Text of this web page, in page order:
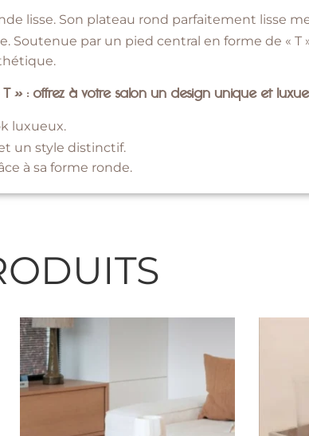
lisse. Son plateau rond parfaitement lisse
par un pied central en forme de « T
» : offrez à votre salon un design unique et
luxueux.
un style distinctif.
à sa forme ronde.